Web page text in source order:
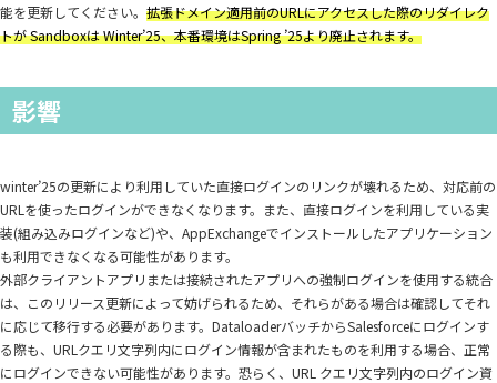
能を更新してください。 拡張ドメイン適用前のURLにアクセスした際のリダイレク
トが Sandboxは Winter’25、本番環境はSpring ’25より廃止されます。
影響
winter’25の更新により利用していた直接ログインのリンクが壊れるため、対応前の
URLを使ったログインができなくなります。また、直接ログインを利用している実
装(組み込みログインなど)や、AppExchangeでインストールしたアプリケーション
も利用できなくなる可能性があります。
外部クライアントアプリまたは接続されたアプリへの強制ログインを使用する統合
は、このリリース更新によって妨げられるため、それらがある場合は確認してそれ
に応じて移行する必要があります。DataloaderバッチからSalesforceにログインす
る際も、URLクエリ文字列内にログイン情報が含まれたものを利用する場合、正常
にログインできない可能性があります。恐らく、URL クエリ文字列内のログイン資